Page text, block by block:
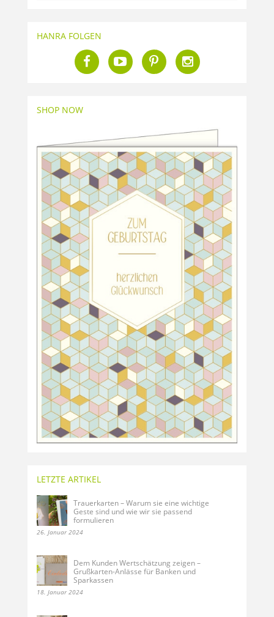
HANRA FOLGEN
SHOP NOW
LETZTE ARTIKEL
Trauerkarten – Warum sie eine wichtige
Geste sind und wie wir sie passend
formulieren
26. Januar 2024
Dem Kunden Wertschätzung zeigen –
Grußkarten-Anlässe für Banken und
Sparkassen
18. Januar 2024